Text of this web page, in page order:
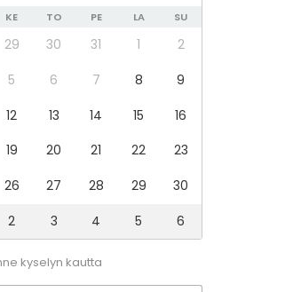
KE TO PE LA SU
29 30 31 1
2
5 6 7 8
9
12 13 14 15
16
19 20 21 22
23
26 27 28 29
30
2 3 4 5 6
kyselyn kautta